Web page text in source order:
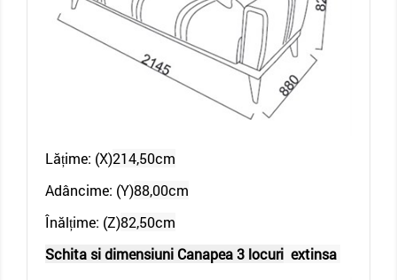
Lățime: (X)214,50cm
Adâncime: (Y)88,00cm
Înălțime: (Z)82,50cm
Schita si dimensiuni Canapea 3 locuri extinsa